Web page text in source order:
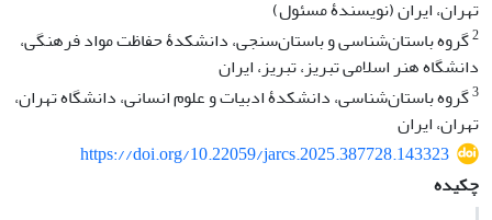
تهران، ایران (نویسندۀ مسئول)
2گروه باستان‌شناسی و باستان‌سنجی، دانشکدۀ حفاظت مواد فرهنگی،
دانشگاه هنر اسلامی تبریز، تبریز، ایران
3گروه باستان‌شناسی، دانشکدۀ ادبیات و علوم انسانی، دانشگاه تهران،
تهران، ایران
https://doi.org/10.22059/jarcs.2025.387728.143323
چکیده